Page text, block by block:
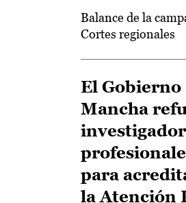
Balance de la
Cortes regionales
El Gobierno
Mancha
para
la Atención